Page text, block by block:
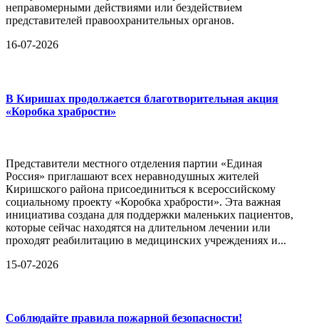
неправомерными действиями или бездействием
представителей правоохранительных органов.
16-07-2026
В Киришах продолжается благотворительная акция
«Коробка храбрости»
Представители местного отделения партии «Единая
Россия» приглашают всех неравнодушных жителей
Киришского района присоединиться к всероссийскому
социальному проекту «Коробка храбрости». Эта важная
инициатива создана для поддержки маленьких пациентов,
которые сейчас находятся на длительном лечении или
проходят реабилитацию в медицинских учреждениях и...
15-07-2026
Соблюдайте правила пожарной безопасности!